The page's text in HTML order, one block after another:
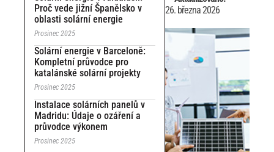
Proč vede jižní Španělsko v
oblasti solární energie
Prosinec 2025
Solární energie v Barceloně:
Kompletní průvodce pro
katalánské solární projekty
Prosinec 2025
Instalace solárních panelů v
Madridu: Údaje o ozáření a
průvodce výkonem
Prosinec 2025
26. března 2026